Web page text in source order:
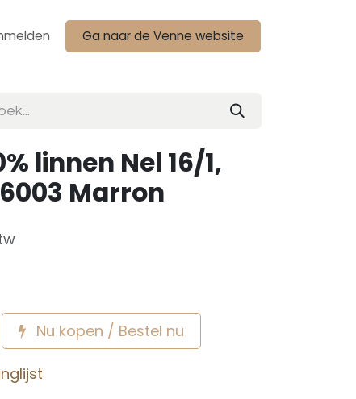
Ga naar de Venne website
linnen Nel 16/1,
Marron
Nu kopen / Bestel nu